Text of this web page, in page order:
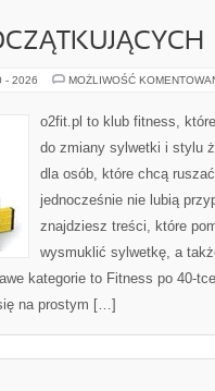
- 2026 MOŻLIWOŚĆ
o2fit.pl to klub fitness,
do zmiany sylwetki i stylu
dla osób, które chcą
jednocześnie nie lubią
znajdziesz treści, które
wysmuklić sylwetkę, a
kategorie to Fitness po 40-
na prostym […]